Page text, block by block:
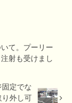
て。プーリー
射も受けまし
定でな
り外し可